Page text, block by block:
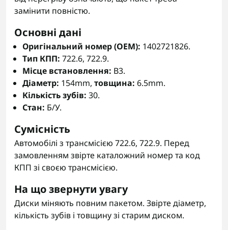
замінити повністю.
Основні дані
Оригінальний номер (OEM): 1402721826.
Тип КПП: 722.6, 722.9.
Місце встановлення: B3.
Діаметр: 154mm, товщина: 6.5mm.
Кількість зубів: 30.
Стан: Б/У.
Сумісність
Автомобілі з трансмісією 722.6, 722.9. Перед
замовленням звірте каталожний номер та код
КПП зі своєю трансмісією.
На що звернути увагу
Диски міняють повним пакетом. Звірте діаметр,
кількість зубів і товщину зі старим диском.